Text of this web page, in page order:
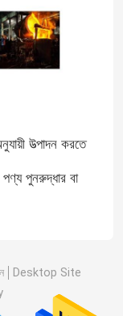
উত্পাদন করতে
পুনরুদ্ধার বা
Desktop Site